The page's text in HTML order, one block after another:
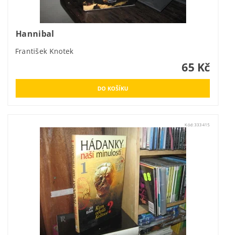
Hannibal
František Knotek
65 Kč
Kód: 333415